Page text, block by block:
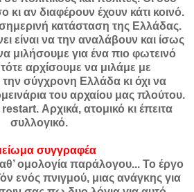
κι αν διαφέρουν έχουν κάτι κοινό.
κατάσταση της Ελλάδας.
είναι να την αναλάβουν και ίσως
μιλήσουμε για ένα πιο φωτεινό
αρχίσουμε να μιλάμε με
σύγχρονη Ελλάδα κι όχι να
του αρχαίου μας πλούτου.
Αρχικά, ατομικό κι έπειτα
συλλογικό.
συγγραφέα
ομολογία παράλογου... Το έργο
ενός πνιγμού, μιας ανάγκης για